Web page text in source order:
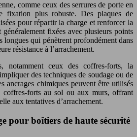
comme ceux des serrures de porte en
fixation plus robuste. Des plaques de
pour répartir la charge et renforcer la
fixées avec plusieurs points
longues qui pénètrent profondément dans
résistance à l’arrachement.
notamment ceux des coffres-forts, la
des techniques de soudage ou de
ancrages chimiques peuvent être utilisés
forts au sol ou aux murs, offrant
aux tentatives d’arrachement.
pour boîtiers de haute sécurité